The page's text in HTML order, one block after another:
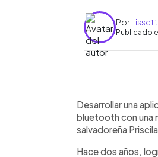
Por
Publicado
►
Desarrollar una
bluetooth con una
salvadoreña
Hace dos años,